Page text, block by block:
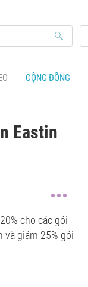
CỘNG ĐỒNG
Eastin
cho các gói
và giảm 25% gói